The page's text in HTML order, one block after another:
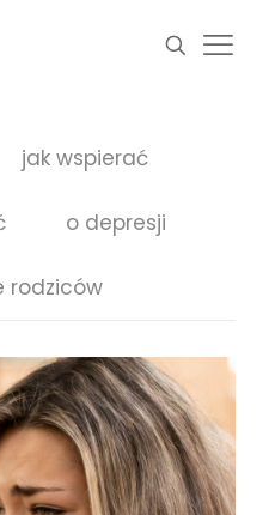
jak wspierać
o depresji
rodziców